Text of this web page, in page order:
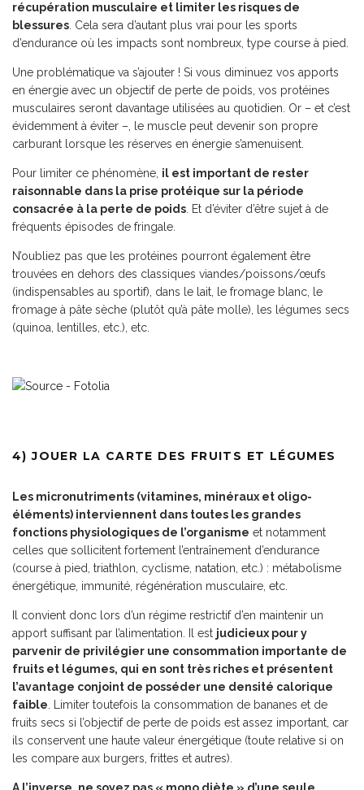
récupération musculaire et limiter les risques de
blessures . Cela sera d’autant plus vrai pour les sports
d’endurance où les impacts sont nombreux, type course à pied.
Une problématique va s’ajouter ! Si vous diminuez vos apports
en énergie avec un objectif de perte de poids, vos protéines
musculaires seront davantage utilisées au quotidien. Or – et c’est
évidemment à éviter –, le muscle peut devenir son propre
carburant lorsque les réserves en énergie s’amenuisent.
Pour limiter ce phénomène, il est important de rester
raisonnable dans la prise protéique sur la période
consacrée à la perte de poids . Et d’éviter d’être sujet à de
fréquents épisodes de fringale.
N’oubliez pas que les protéines pourront également être
trouvées en dehors des classiques viandes/poissons/œufs
(indispensables au sportif), dans le lait, le fromage blanc, le
fromage à pâte sèche (plutôt qu’à pâte molle), les légumes secs
(quinoa, lentilles, etc.), etc.
4) JOUER LA CARTE DES FRUITS ET LÉGUMES
Les micronutriments (vitamines, minéraux et oligo-
éléments) interviennent dans toutes les grandes
fonctions physiologiques de l’organisme et notamment
celles que sollicitent fortement l’entraînement d’endurance
(course à pied, triathlon, cyclisme, natation, etc.) : métabolisme
énergétique, immunité, régénération musculaire, etc.
Il convient donc lors d’un régime restrictif d’en maintenir un
apport suffisant par l’alimentation. Il est judicieux pour y
parvenir de privilégier une consommation importante de
fruits et légumes, qui en sont très riches et présentent
l’avantage conjoint de posséder une densité calorique
faible . Limiter toutefois la consommation de bananes et de
fruits secs si l’objectif de perte de poids est assez important, car
ils conservent une haute valeur énergétique (toute relative si on
les compare aux burgers, frittes et autres).